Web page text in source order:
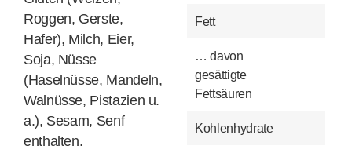
Roggen, Gerste,
Hafer), Milch, Eier,
Soja, Nüsse
(Haselnüsse, Mandeln,
Walnüsse, Pistazien u.
a.), Sesam, Senf
enthalten.
Fett
… davon
gesättigte
Fettsäuren
Kohlenhydrate